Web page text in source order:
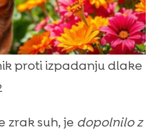
proti izpadanju dlake
zrak suh, je dopolnilo z